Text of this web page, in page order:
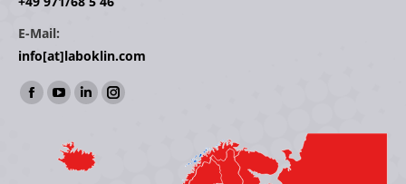
E-Mail:
info[at]laboklin.com
Finden Sie uns auf:
Facebook
opens
YouTube
opens
in
Linkedin
opens
in
Instagram